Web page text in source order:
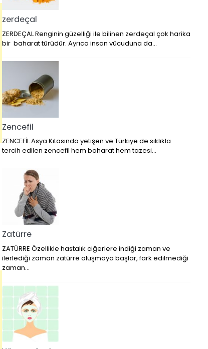
zerdeçal
ZERDEÇAL Renginin güzelliği ile bilinen zerdeçal çok harika
bir baharat türüdür. Ayrıca insan vücuduna da…
Zencefil
ZENCEFİL Asya Kıtasında yetişen ve Türkiye de sıklıkla
tercih edilen zencefil hem baharat hem tazesi…
Zatürre
ZATÜRRE Özellikle hastalık ciğerlere indiği zaman ve
ilerlediği zaman zatürre oluşmaya başlar, fark edilmediği
zaman…